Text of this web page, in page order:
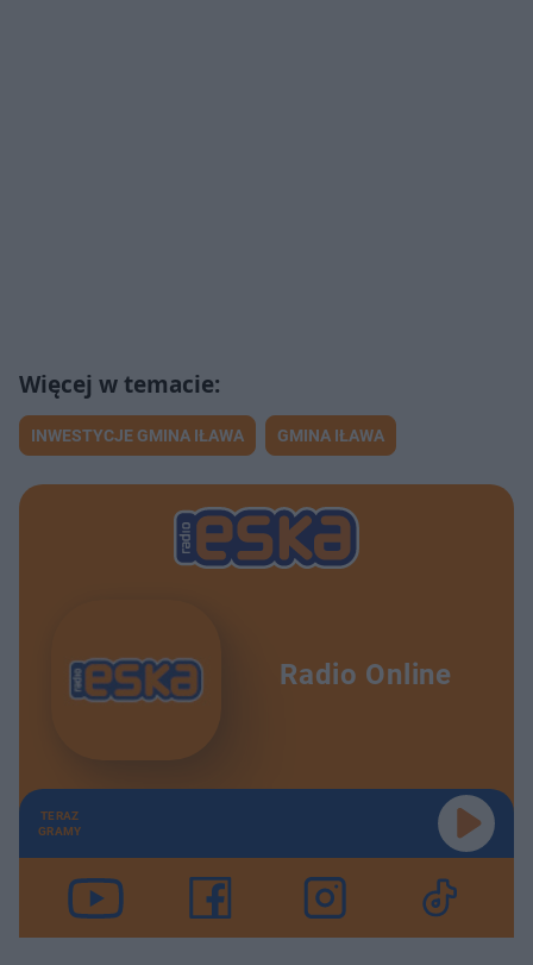
INWESTYCJE GMINA IŁAWA GMINA IŁAWA
Radio Online
TERAZ
GRAMY